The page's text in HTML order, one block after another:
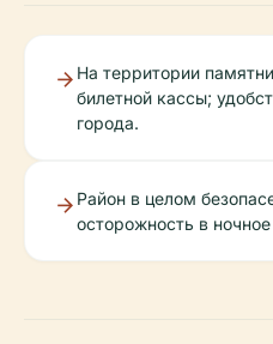
На территории
билетной кассы;
города.
Район в целом
осторожность в